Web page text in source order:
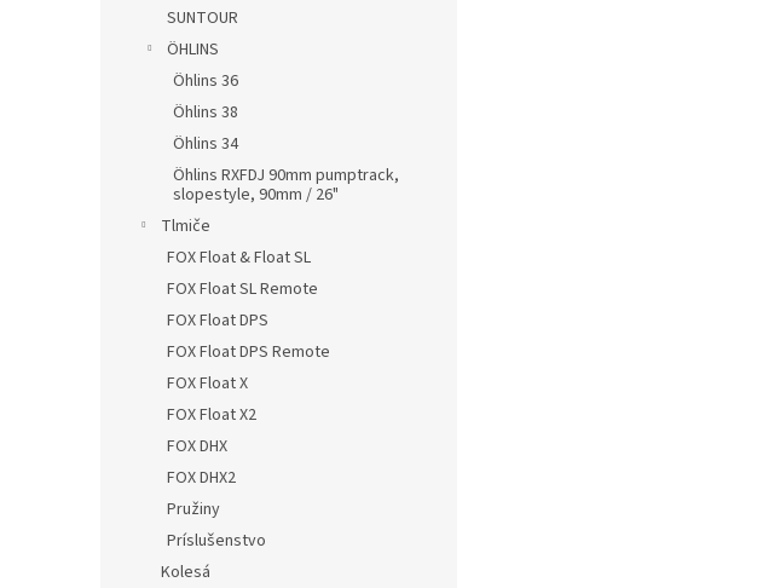
SUNTOUR
ÖHLINS
Öhlins 36
Öhlins 38
Öhlins 34
Öhlins RXFDJ 90mm pumptrack,
slopestyle, 90mm / 26"
Tlmiče
FOX Float & Float SL
FOX Float SL Remote
FOX Float DPS
FOX Float DPS Remote
FOX Float X
FOX Float X2
FOX DHX
FOX DHX2
Pružiny
Príslušenstvo
Kolesá